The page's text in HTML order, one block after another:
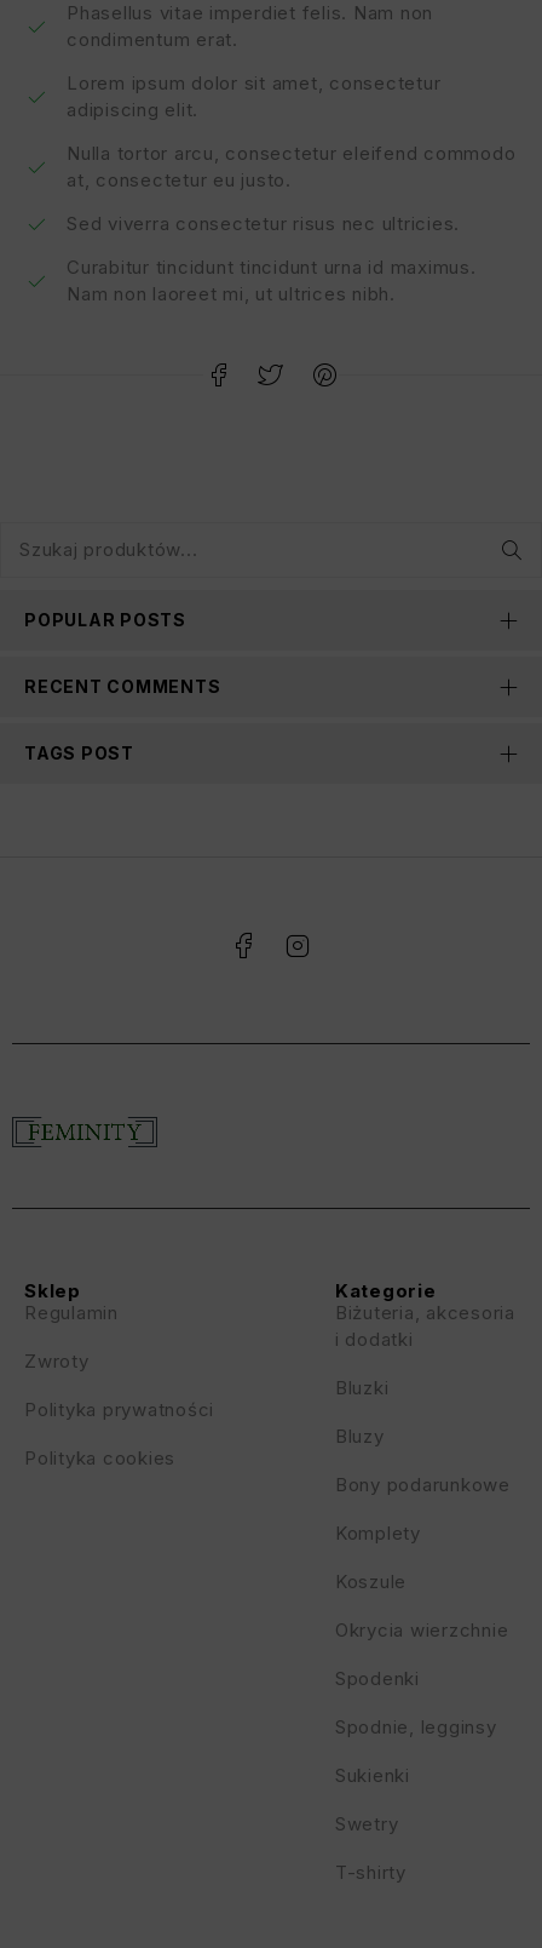
Phasellus vitae imperdiet felis. Nam non
condimentum erat.
Lorem ipsum dolor sit amet, consectetur
adipiscing elit.
Nulla tortor arcu, consectetur eleifend commodo
at, consectetur eu justo.
Sed viverra consectetur risus nec ultricies.
Curabitur tincidunt tincidunt urna id maximus.
Nam non laoreet mi, ut ultrices nibh.
POPULAR POSTS
RECENT COMMENTS
TAGS POST
Kategorie
Biżuteria, akcesoria
i dodatki
Bluzki
Bluzy
Bony podarunkowe
Komplety
Koszule
Okrycia wierzchnie
Spodenki
Spodnie, legginsy
Sukienki
Swetry
T-shirty
Sklep
Regulamin
Zwroty
Polityka prywatności
Polityka cookies